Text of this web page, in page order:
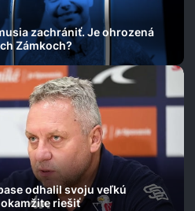
zachrániť. Je ohrozená
Zámkoch?
odhalil svoju veľkú
riešiť